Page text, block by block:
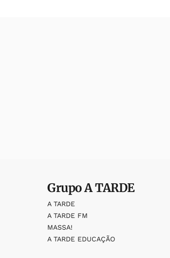
GrupoA TARDE
A TARDE
A TARDE FM
MASSA!
A TARDE EDUCAÇÃO